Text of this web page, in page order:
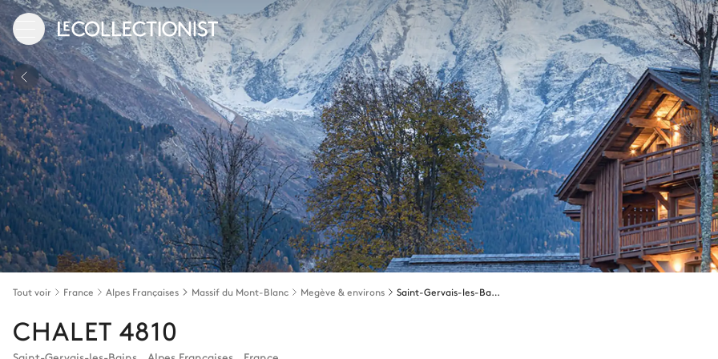
Tout voir France Alpes Françaises Massif du Mont-Blanc Megève & environs Saint-Gervais-les-Bains
CHALET 4810